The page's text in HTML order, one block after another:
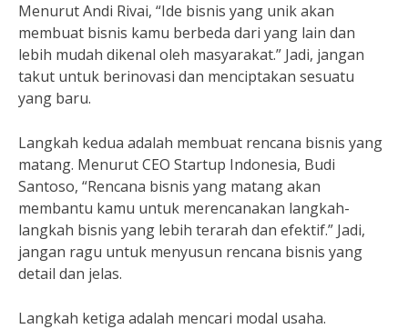
Menurut Andi Rivai, “Ide bisnis yang unik akan
membuat bisnis kamu berbeda dari yang lain dan
lebih mudah dikenal oleh masyarakat.” Jadi, jangan
takut untuk berinovasi dan menciptakan sesuatu
yang baru.
Langkah kedua adalah membuat rencana bisnis yang
matang. Menurut CEO Startup Indonesia, Budi
Santoso, “Rencana bisnis yang matang akan
membantu kamu untuk merencanakan langkah-
langkah bisnis yang lebih terarah dan efektif.” Jadi,
jangan ragu untuk menyusun rencana bisnis yang
detail dan jelas.
Langkah ketiga adalah mencari modal usaha.